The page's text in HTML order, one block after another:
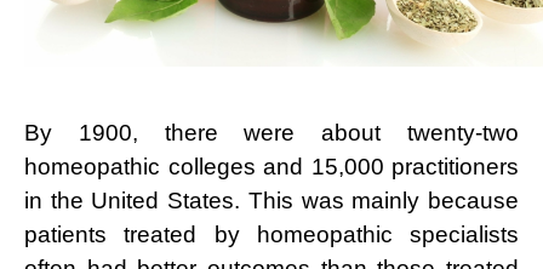
By 1900, there were about twenty-two
homeopathic colleges and 15,000 practitioners
in the United States. This was mainly because
patients treated by homeopathic specialists